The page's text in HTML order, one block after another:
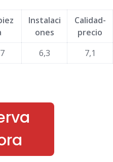
Instalaci
ones
Calidad-
precio
6,3 7,1